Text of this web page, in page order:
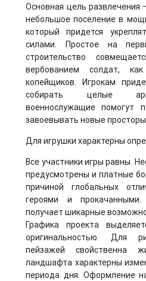
Основная цель развлечения
небольшое поселение в
который придется
силами. Простое на
строительство
вербованием солдат,
копейщиков. Игрокам
собирать целые
военнослужащие помогут
завоевывать новые
Для игрушки характерны
Все участники игры равны.
предусмотрены и платные
причиной глобальных
героями и
получает шикарные
Графика проекта
оригинальностью. Для
пейзажей свойственна
ландшафта характерны
периода дня. Оформление